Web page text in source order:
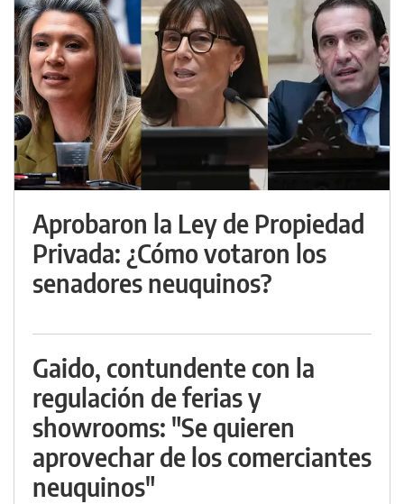
Aprobaron la Ley de Propiedad
Privada: ¿Cómo votaron los
senadores neuquinos?
Gaido, contundente con la
regulación de ferias y
showrooms: "Se quieren
aprovechar de los comerciantes
neuquinos"